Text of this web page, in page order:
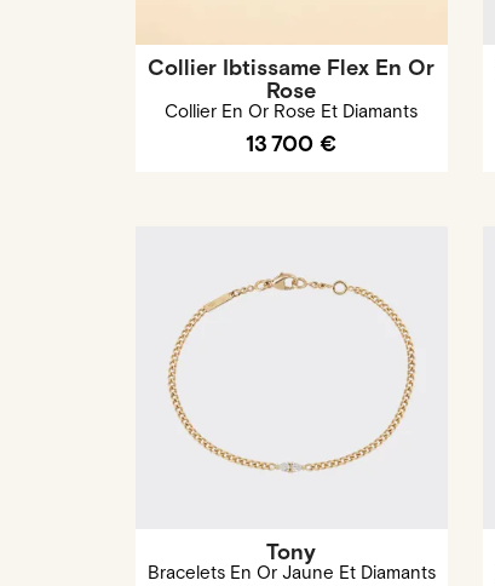
Collier Ibtissame Flex En Or
Rose
Collier En Or Rose Et Diamants
13 700 €
Tony
Bracelets En Or Jaune Et Diamants